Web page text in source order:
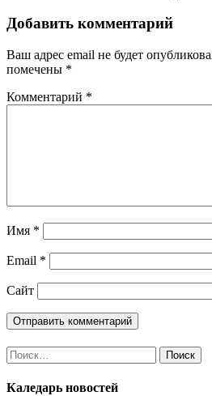
Добавить комментарий
Ваш адрес email не будет
помечены *
Комментарий *
Имя *
Email *
Сайт
Найти:
Каледарь новостей